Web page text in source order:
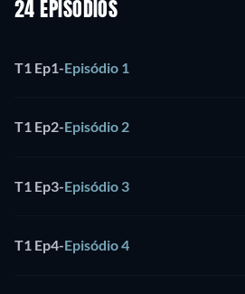
24 EPISÓDIOS
T1 Ep1-Episódio 1
T1 Ep2-Episódio 2
T1 Ep3-Episódio 3
T1 Ep4-Episódio 4